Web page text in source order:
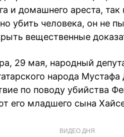
и домашнего ареста, так
убить человека, он не
вещественные
29 мая, народный
народа
по поводу убийства
его младшего сына
ВИДЕО ДНЯ